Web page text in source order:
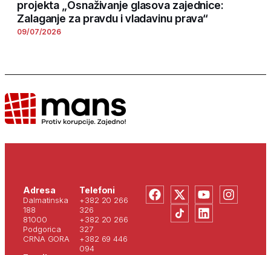
projekta „Osnaživanje glasova zajednice:
Zalaganje za pravdu i vladavinu prava“
09/07/2026
Adresa
Dalmatinska
188
81000
Podgorica
CRNA GORA
Telefoni
+382 20 266
326
+382 20 266
327
+382 69 446
094